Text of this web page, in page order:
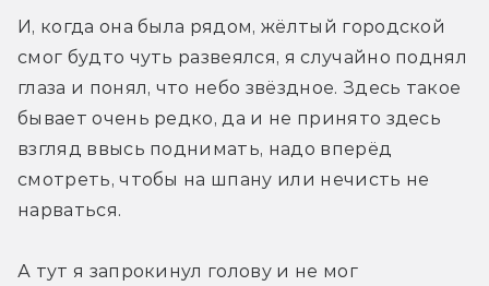
И, когда она была рядом, жёлтый городской
смог будто чуть развеялся, я случайно поднял
глаза и понял, что небо звёздное. Здесь такое
бывает очень редко, да и не принято здесь
взгляд ввысь поднимать, надо вперёд
смотреть, чтобы на шпану или нечисть не
нарваться.
А тут я запрокинул голову и не мог